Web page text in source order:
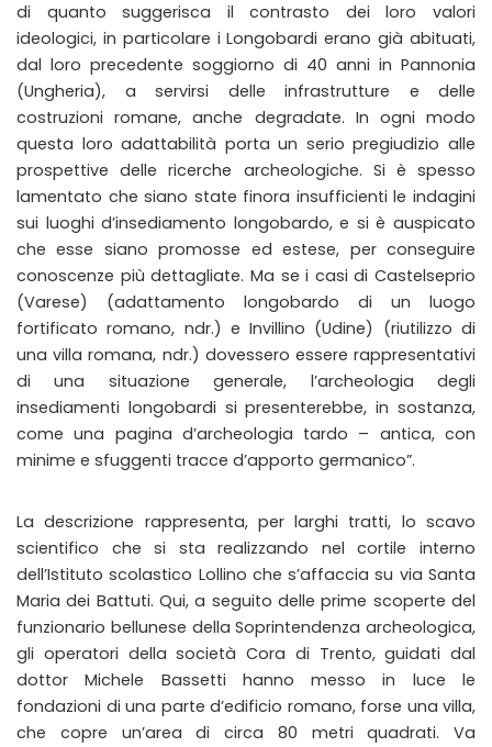
di quanto suggerisca il contrasto dei loro valori
ideologici, in particolare i Longobardi erano già abituati,
dal loro precedente soggiorno di 40 anni in Pannonia
(Ungheria), a servirsi delle infrastrutture e delle
costruzioni romane, anche degradate. In ogni modo
questa loro adattabilità porta un serio pregiudizio alle
prospettive delle ricerche archeologiche. Si è spesso
lamentato che siano state finora insufficienti le indagini
sui luoghi d’insediamento longobardo, e si è auspicato
che esse siano promosse ed estese, per conseguire
conoscenze più dettagliate. Ma se i casi di Castelseprio
(Varese) (adattamento longobardo di un luogo
fortificato romano, ndr.) e Invillino (Udine) (riutilizzo di
una villa romana, ndr.) dovessero essere rappresentativi
di una situazione generale, l’archeologia degli
insediamenti longobardi si presenterebbe, in sostanza,
come una pagina d’archeologia tardo – antica, con
minime e sfuggenti tracce d’apporto germanico”.
La descrizione rappresenta, per larghi tratti, lo scavo
scientifico che si sta realizzando nel cortile interno
dell’Istituto scolastico Lollino che s’affaccia su via Santa
Maria dei Battuti. Qui, a seguito delle prime scoperte del
funzionario bellunese della Soprintendenza archeologica,
gli operatori della società Cora di Trento, guidati dal
dottor Michele Bassetti hanno messo in luce le
fondazioni di una parte d’edificio romano, forse una villa,
che copre un’area di circa 80 metri quadrati. Va